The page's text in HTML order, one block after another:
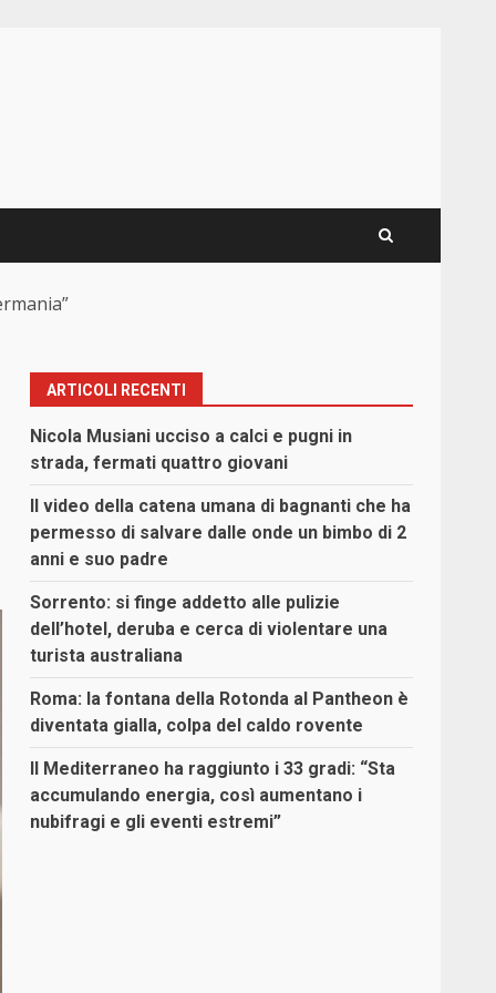
ARTICOLI RECENTI
Nicola Musiani ucciso a calci e pugni in
strada, fermati quattro giovani
Il video della catena umana di bagnanti che ha
permesso di salvare dalle onde un bimbo di 2
anni e suo padre
Sorrento: si finge addetto alle pulizie
dell’hotel, deruba e cerca di violentare una
turista australiana
Roma: la fontana della Rotonda al Pantheon è
diventata gialla, colpa del caldo rovente
Il Mediterraneo ha raggiunto i 33 gradi: “Sta
accumulando energia, così aumentano i
nubifragi e gli eventi estremi”